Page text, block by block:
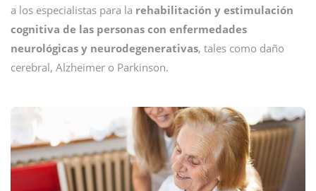
a los especialistas para la rehabilitación y estimulación
cognitiva de las personas con enfermedades
neurológicas y neurodegenerativas, tales como daño
cerebral, Alzheimer o Parkinson.